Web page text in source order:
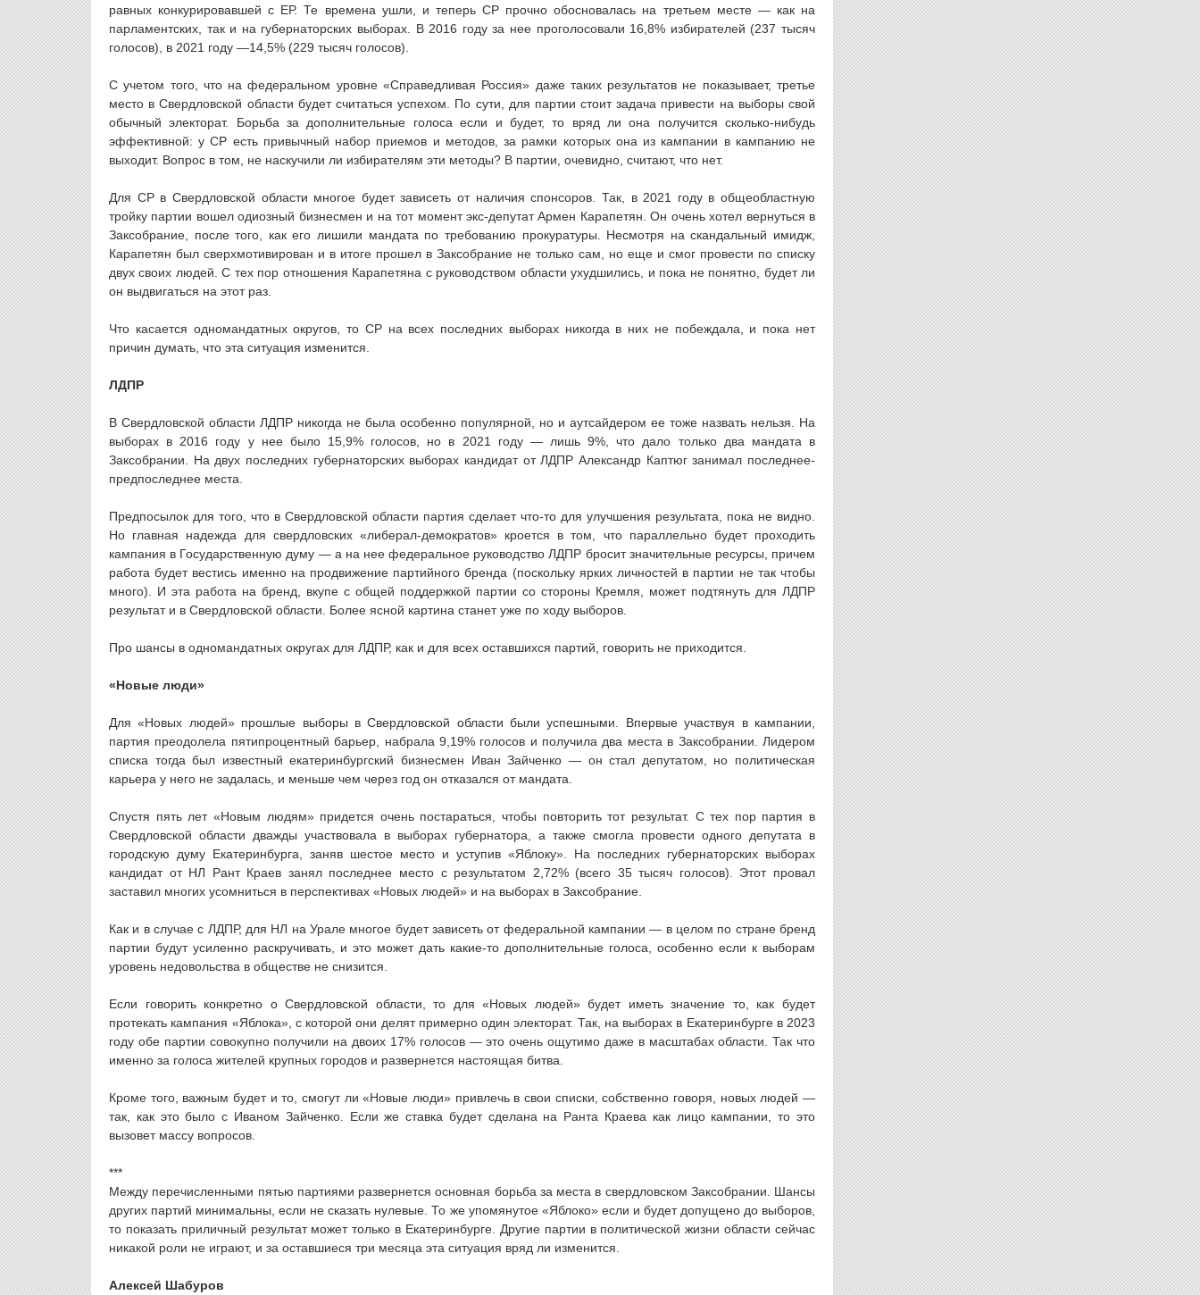
равных конкурировавшей с ЕР. Те времена ушли, и теперь СР прочно обосновалась на третьем месте — как на
парламентских, так и на губернаторских выборах. В 2016 году за нее проголосовали 16,8% избирателей (237 тысяч
голосов), в 2021 году —14,5% (229 тысяч голосов).
С учетом того, что на федеральном уровне «Справедливая Россия» даже таких результатов не показывает, третье
место в Свердловской области будет считаться успехом. По сути, для партии стоит задача привести на выборы свой
обычный электорат. Борьба за дополнительные голоса если и будет, то вряд ли она получится сколько-нибудь
эффективной: у СР есть привычный набор приемов и методов, за рамки которых она из кампании в кампанию не
выходит. Вопрос в том, не наскучили ли избирателям эти методы? В партии, очевидно, считают, что нет.
Для СР в Свердловской области многое будет зависеть от наличия спонсоров. Так, в 2021 году в общеобластную
тройку партии вошел одиозный бизнесмен и на тот момент экс-депутат Армен Карапетян. Он очень хотел вернуться в
Заксобрание, после того, как его лишили мандата по требованию прокуратуры. Несмотря на скандальный имидж,
Карапетян был сверхмотивирован и в итоге прошел в Заксобрание не только сам, но еще и смог провести по списку
двух своих людей. С тех пор отношения Карапетяна с руководством области ухудшились, и пока не понятно, будет ли
он выдвигаться на этот раз.
Что касается одномандатных округов, то СР на всех последних выборах никогда в них не побеждала, и пока нет
причин думать, что эта ситуация изменится.
ЛДПР
В Свердловской области ЛДПР никогда не была особенно популярной, но и аутсайдером ее тоже назвать нельзя. На
выборах в 2016 году у нее было 15,9% голосов, но в 2021 году — лишь 9%, что дало только два мандата в
Заксобрании. На двух последних губернаторских выборах кандидат от ЛДПР Александр Каптюг занимал последнее-
предпоследнее места.
Предпосылок для того, что в Свердловской области партия сделает что-то для улучшения результата, пока не видно.
Но главная надежда для свердловских «либерал-демократов» кроется в том, что параллельно будет проходить
кампания в Государственную думу — а на нее федеральное руководство ЛДПР бросит значительные ресурсы, причем
работа будет вестись именно на продвижение партийного бренда (поскольку ярких личностей в партии не так чтобы
много). И эта работа на бренд, вкупе с общей поддержкой партии со стороны Кремля, может подтянуть для ЛДПР
результат и в Свердловской области. Более ясной картина станет уже по ходу выборов.
Про шансы в одномандатных округах для ЛДПР, как и для всех оставшихся партий, говорить не приходится.
«Новые люди»
Для «Новых людей» прошлые выборы в Свердловской области были успешными. Впервые участвуя в кампании,
партия преодолела пятипроцентный барьер, набрала 9,19% голосов и получила два места в Заксобрании. Лидером
списка тогда был известный екатеринбургский бизнесмен Иван Зайченко — он стал депутатом, но политическая
карьера у него не задалась, и меньше чем через год он отказался от мандата.
Спустя пять лет «Новым людям» придется очень постараться, чтобы повторить тот результат. С тех пор партия в
Свердловской области дважды участвовала в выборах губернатора, а также смогла провести одного депутата в
городскую думу Екатеринбурга, заняв шестое место и уступив «Яблоку». На последних губернаторских выборах
кандидат от НЛ Рант Краев занял последнее место с результатом 2,72% (всего 35 тысяч голосов). Этот провал
заставил многих усомниться в перспективах «Новых людей» и на выборах в Заксобрание.
Как и в случае с ЛДПР, для НЛ на Урале многое будет зависеть от федеральной кампании — в целом по стране бренд
партии будут усиленно раскручивать, и это может дать какие-то дополнительные голоса, особенно если к выборам
уровень недовольства в обществе не снизится.
Если говорить конкретно о Свердловской области, то для «Новых людей» будет иметь значение то, как будет
протекать кампания «Яблока», с которой они делят примерно один электорат. Так, на выборах в Екатеринбурге в 2023
году обе партии совокупно получили на двоих 17% голосов — это очень ощутимо даже в масштабах области. Так что
именно за голоса жителей крупных городов и развернется настоящая битва.
Кроме того, важным будет и то, смогут ли «Новые люди» привлечь в свои списки, собственно говоря, новых людей —
так, как это было с Иваном Зайченко. Если же ставка будет сделана на Ранта Краева как лицо кампании, то это
вызовет массу вопросов.
***
Между перечисленными пятью партиями развернется основная борьба за места в свердловском Заксобрании. Шансы
других партий минимальны, если не сказать нулевые. То же упомянутое «Яблоко» если и будет допущено до выборов,
то показать приличный результат может только в Екатеринбурге. Другие партии в политической жизни области сейчас
никакой роли не играют, и за оставшиеся три месяца эта ситуация вряд ли изменится.
Алексей Шабуров